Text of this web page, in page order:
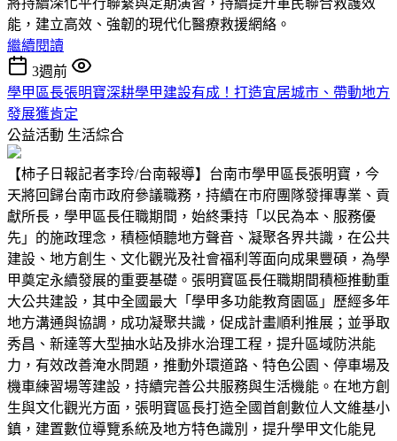
能，建立高效、強韌的現代化醫療救援網絡。
繼續閱讀
3週前
學甲區長張明寶深耕學甲建設有成！打造宜居城市、帶動地方
發展獲肯定
公益活動 生活綜合
【柿子日報記者李玲/台南報導】台南市學甲區長張明寶，今
天將回歸台南市政府參議職務，持續在市府團隊發揮專業、貢
獻所長，學甲區長任職期間，始終秉持「以民為本、服務優
先」的施政理念，積極傾聽地方聲音、凝聚各界共識，在公共
建設、地方創生、文化觀光及社會福利等面向成果豐碩，為學
甲奠定永續發展的重要基礎。張明寶區長任職期間積極推動重
大公共建設，其中全國最大「學甲多功能教育園區」歷經多年
地方溝通與協調，成功凝聚共識，促成計畫順利推展；並爭取
秀昌、新達等大型抽水站及排水治理工程，提升區域防洪能
力，有效改善淹水問題，推動外環道路、特色公園、停車場及
機車練習場等建設，持續完善公共服務與生活機能。在地方創
生與文化觀光方面，張明寶區長打造全國首創數位人文維基小
鎮，建置數位導覽系統及地方特色識別，提升學甲文化能見